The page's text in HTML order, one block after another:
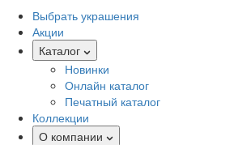
Выбрать украшения
Акции
Каталог
Новинки
Онлайн каталог
Печатный каталог
Коллекции
О компании